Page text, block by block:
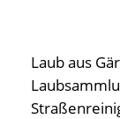
Laub aus